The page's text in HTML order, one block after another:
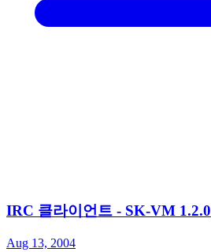
IRC 클라이언트 - SK-VM 1.2.0
Aug 13, 2004